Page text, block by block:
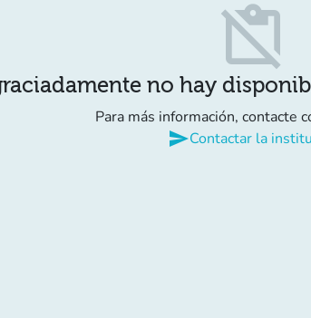
content_paste_off
no hay
Para más información, contacte
sendContactar la